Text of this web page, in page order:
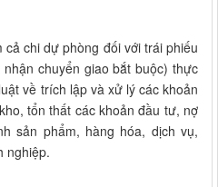
chi dự phòng đối với trái phiếu
chuyển giao bắt buộc) thực
về trích lập và xử lý các khoản
tổn thất các khoản đầu tư, nợ
sản phẩm, hàng hóa, dịch vụ,
nghiệp.